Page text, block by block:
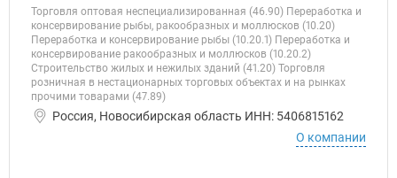
Торговля оптовая неспециализированная (46.90) Переработка и
консервирование рыбы, ракообразных и моллюсков (10.20)
Переработка и консервирование рыбы (10.20.1) Переработка и
консервирование ракообразных и моллюсков (10.20.2)
Строительство жилых и нежилых зданий (41.20) Торговля
розничная в нестационарных торговых объектах и на рынках
прочими товарами (47.89)
Россия, Новосибирская область ИНН: 5406815162
О компании